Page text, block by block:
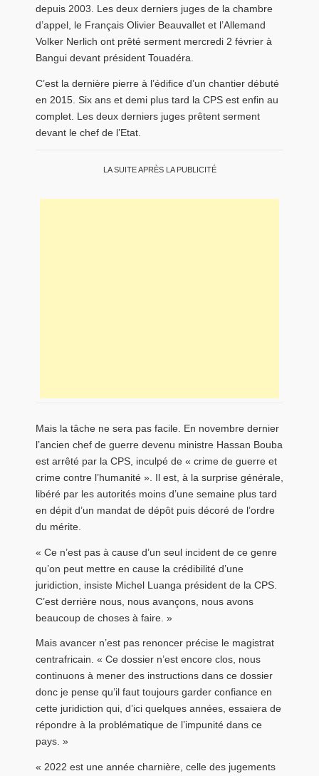
depuis 2003. Les deux derniers juges de la chambre
d’appel, le Français Olivier Beauvallet et l’Allemand
Volker Nerlich ont prêté serment mercredi 2 février à
Bangui devant président Touadéra.
C’est la dernière pierre à l’édifice d’un chantier débuté
en 2015. Six ans et demi plus tard la CPS est enfin au
complet. Les deux derniers juges prêtent serment
devant le chef de l’Etat.
LA SUITE APRÈS LA PUBLICITÉ
Mais la tâche ne sera pas facile. En novembre dernier
l’ancien chef de guerre devenu ministre Hassan Bouba
est arrêté par la CPS, inculpé de « crime de guerre et
crime contre l’humanité ». Il est, à la surprise générale,
libéré par les autorités moins d’une semaine plus tard
en dépit d’un mandat de dépôt puis décoré de l’ordre
du mérite.
« Ce n’est pas à cause d’un seul incident de ce genre
qu’on peut mettre en cause la crédibilité d’une
juridiction, insiste Michel Luanga président de la CPS.
C’est derrière nous, nous avançons, nous avons
beaucoup de choses à faire. »
Mais avancer n’est pas renoncer précise le magistrat
centrafricain. « Ce dossier n’est encore clos, nous
continuons à mener des instructions dans ce dossier
donc je pense qu’il faut toujours garder confiance en
cette juridiction qui, d’ici quelques années, essaiera de
répondre à la problématique de l’impunité dans ce
pays. »
« 2022 est une année charnière, celle des jugements